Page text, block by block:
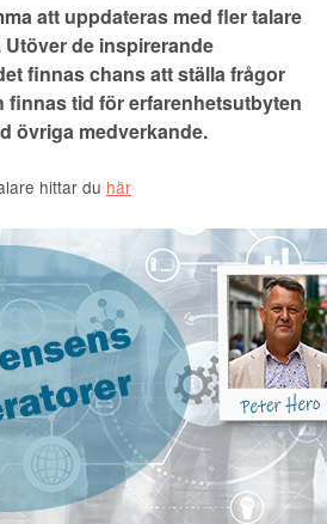
att uppdateras med fler talare
de inspirerande
finnas chans att ställa frågor
finnas tid för erfarenhetsutbyten
övriga medverkande.
hittar du här